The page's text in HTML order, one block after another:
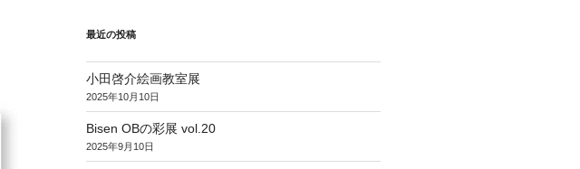
最近の投稿
小田啓介絵画教室展
2025年10月10日
Bisen OBの彩展 vol.20
2025年9月10日